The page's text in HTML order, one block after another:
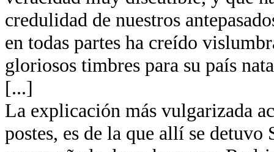
credulidad de nuestros
en todas partes ha creído
gloriosos timbres para su país
[...]
La explicación más vulgarizada
postes, es de la que allí se detuvo